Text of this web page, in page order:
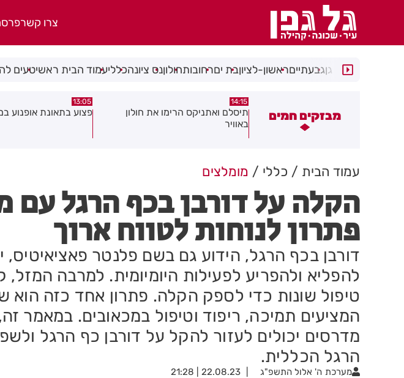
צרו קשר
רמת גןגבעתייםראשון-לציוןבת יםרחובותחולוןנס ציונהכלליעמוד הבית ראשיטעים
מבזקים חמים
תיסלם ואתניקס הרימו את חולון
13:05
פצוע בתאונת אופנוע במרכז חולון
08:58
גופה נפלטה אל חוף בת
עמוד הבית כללי מומלצים
הקלה על דורבן בכף הרגל עם
פתרון לנוחות לטווח ארוך
דורבן בכף הרגל, הידוע גם בשם פלנטר פאציאיטיס,
להפליא ולהפריע לפעילות היומיומית. למרבה המזל,
טיפול שונות כדי לספק הקלה. פתרון אחד כזה הוא
המציעים תמיכה, ריפוד וטיפול במכאובים. במאמר
מדרסים יכולים לעזור להקל על דורבן כף הרגל
הרגל הכללית.
מערכת ה' אלול התשפ"ג 22.08.23 | 21:28